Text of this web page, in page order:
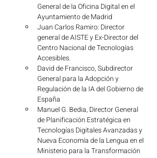
General de la Oficina Digital en el
Ayuntamiento de Madrid
Juan Carlos Ramiro: Director
general de AISTE y Ex-Director del
Centro Nacional de Tecnologías
Accesibles.
David de Francisco, Subdirector
General para la Adopción y
Regulación de la IA del Gobierno de
España
Manuel G. Bedia, Director General
de Planificación Estratégica en
Tecnologías Digitales Avanzadas y
Nueva Economía de la Lengua en el
Ministerio para la Transformación